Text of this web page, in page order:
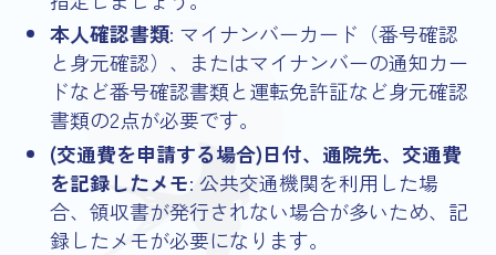
本人確認書類: マイナンバーカード（番号確認
と身元確認）、またはマイナンバーの通知カー
ドなど番号確認書類と運転免許証など身元確認
書類の2点が必要です。
(交通費を申請する場合)日付、通院先、交通費
を記録したメモ: 公共交通機関を利用した場
合、領収書が発行されない場合が多いため、記
録したメモが必要になります。